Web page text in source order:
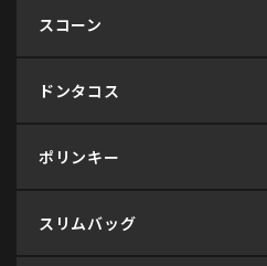
スコーン
ドンタコス
ポリンキー
スリムバッグ